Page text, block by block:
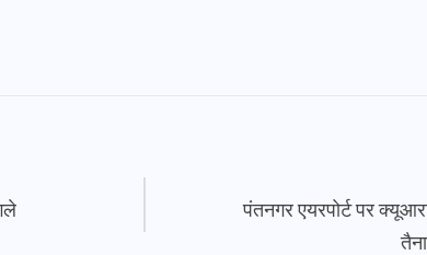
पंतनगर एयरपोर्ट पर